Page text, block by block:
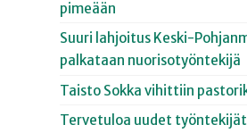
pimeään
Suuri lahjoitus Keski-
palkataan nuorisotyöntekijä
Taisto Sokka vihittiin
Tervetuloa uudet työntekijät